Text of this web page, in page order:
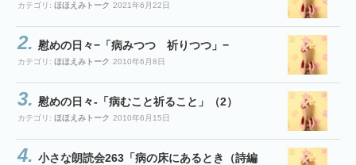
カテゴリ: ほほえみトーク 2021年6月22日
慰めの日々−「病みつつ 祈りつつ」−
カテゴリ: ほほえみトーク 2010年6月8日
慰めの日々-「病むこと祈ること」（2）
カテゴリ: ほほえみトーク 2010年6月15日
小さな朗読会263「病の床にあるとき（詩編